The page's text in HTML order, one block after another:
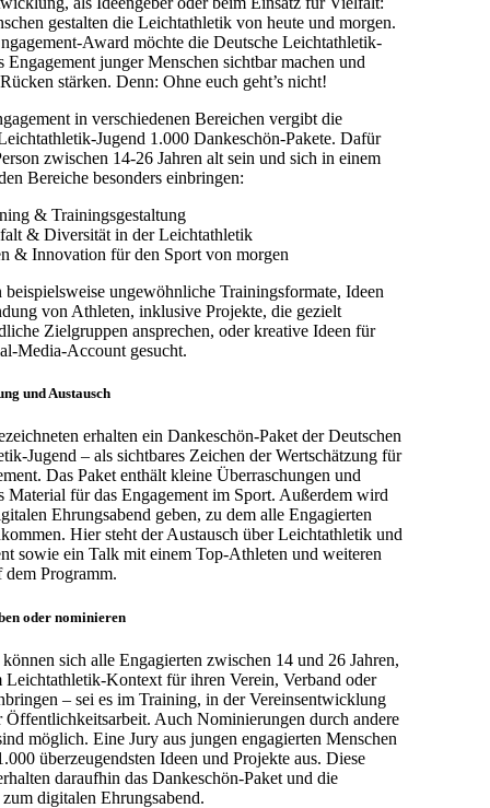
gestalten die Leichtathletik von heute und morgen.
Award möchte die Deutsche Leichtathletik-
Engagement junger Menschen sichtbar machen und
stärken. Denn: Ohne euch geht’s nicht!
in verschiedenen Bereichen vergibt die
Jugend 1.000 Dankeschön-Pakete. Dafür
zwischen 14-26 Jahren alt sein und sich in einem
Bereiche besonders einbringen:
& Trainingsgestaltung
& Diversität in der Leichtathletik
& Innovation für den Sport von morgen
beispielsweise ungewöhnliche Trainingsformate, Ideen
von Athleten, inklusive Projekte, die gezielt
Zielgruppen ansprechen, oder kreative Ideen für
Media-Account gesucht.
und Austausch
erhalten ein Dankeschön-Paket der Deutschen
Jugend – als sichtbares Zeichen der Wertschätzung für
Das Paket enthält kleine Überraschungen und
Material für das Engagement im Sport. Außerdem wird
Ehrungsabend geben, zu dem alle Engagierten
Hier steht der Austausch über Leichtathletik und
sowie ein Talk mit einem Top-Athleten und weiteren
dem Programm.
oder nominieren
sich alle Engagierten zwischen 14 und 26 Jahren,
Leichtathletik-Kontext für ihren Verein, Verband oder
– sei es im Training, in der Vereinsentwicklung
Öffentlichkeitsarbeit. Auch Nominierungen durch andere
möglich. Eine Jury aus jungen engagierten Menschen
überzeugendsten Ideen und Projekte aus. Diese
daraufhin das Dankeschön-Paket und die
digitalen Ehrungsabend.